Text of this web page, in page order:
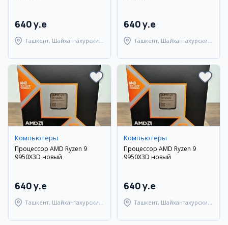
640 y.e
Ташкент, Шайхантахурский
640 y.e
Ташкент, Шайхантахурский
Компьютеры
Процессор AMD Ryzen 9
9950X3D новый
640 y.e
Ташкент, Шайхантахурский
Компьютеры
Процессор AMD Ryzen 9
9950X3D новый
640 y.e
Ташкент, Шайхантахурский